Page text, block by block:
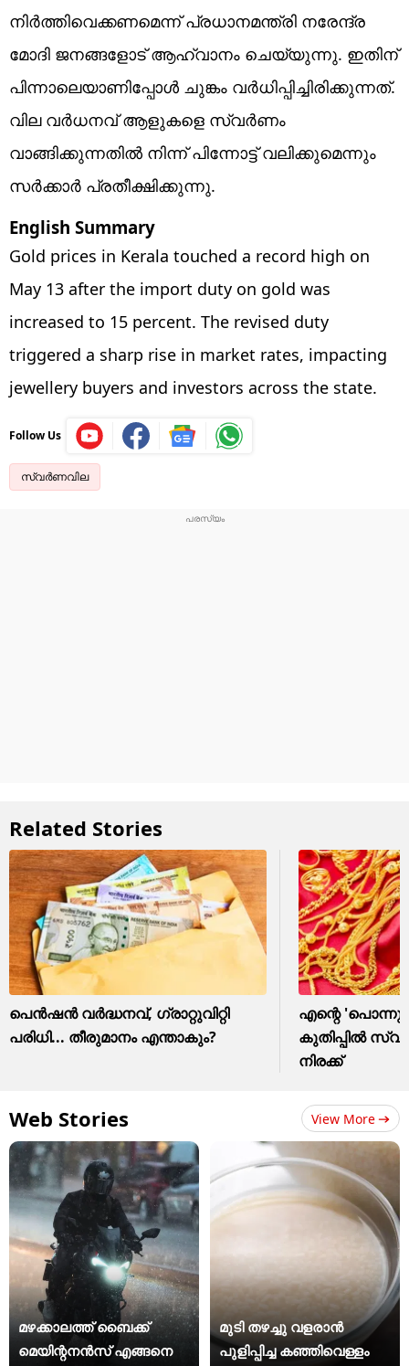
നിര്‍ത്തിവെക്കണമെന്ന് പ്രധാനമന്ത്രി നരേന്ദ്ര
മോദി ജനങ്ങളോട് ആഹ്വാനം ചെയ്യുന്നു. ഇതിന്
പിന്നാലെയാണിപ്പോള്‍ ചുങ്കം വര്‍ധിപ്പിച്ചിരിക്കുന്നത്.
വില വര്‍ധനവ് ആളുകളെ സ്വര്‍ണം
വാങ്ങിക്കുന്നതില്‍ നിന്ന് പിന്നോട്ട് വലിക്കുമെന്നും
സര്‍ക്കാര്‍ പ്രതീക്ഷിക്കുന്നു.
English Summary
Gold prices in Kerala touched a record high on
May 13 after the import duty on gold was
increased to 15 percent. The revised duty
triggered a sharp rise in market rates, impacting
jewellery buyers and investors across the state.
Follow Us
സ്വർണവില
Related Stories
പെൻഷൻ വർദ്ധനവ്, ഗ്രാറ്റുവിറ്റി
പരിധി... തീരുമാനം എന്താകും?
എന്റെ
കുതിപ്പിൽ
നിരക്ക്
Web Stories View More
മഴക്കാലത്ത് ബൈക്ക്
മെയിന്റനൻസ് എങ്ങനെ
മുടി തഴച്ചു വളരാൻ
പുളിപ്പിച്ച കഞ്ഞിവെള്ളം